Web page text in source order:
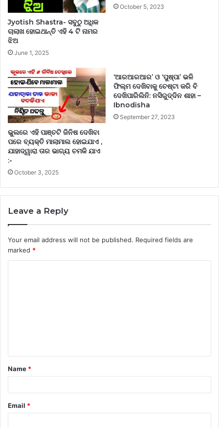
Jyotish Shastra- ସବୁଠୁ ଅଧିକ
ଚାଲାଖ ହୋଇଥାନ୍ତି ଏହି 4 ଟି ନାମର
ଝିଅ
June 1, 2025
October 5, 2023
ଭୁଲରେ ଏହି ପାଞ୍ଚଟି ଜିନିଷ ଦେଖିବା
ପରେ ବ୍ୟକ୍ତି ମାଲାମାଲ ହୋଇଯାଏ ,
ଯାହାଦ୍ୱାରା ତାର ଭାଗ୍ୟ ଚମକି ଯାଏ
:-
October 3, 2025
‘ଆରଆରଆର’ ଓ ‘ପୁଷ୍ପା’ ଭଳି
ଫିଲ୍ମ ଦେଖିବାକୁ ଚେଷ୍ଟା କରି ବି
ଦେଖିପାରିଲିନି: ନସିରୁଦ୍ଦିନ ଶାହା –
Ibnodisha
September 27, 2023
Leave a Reply
Your email address will not be published. Required fields are
marked *
t
*
Name *
Email *